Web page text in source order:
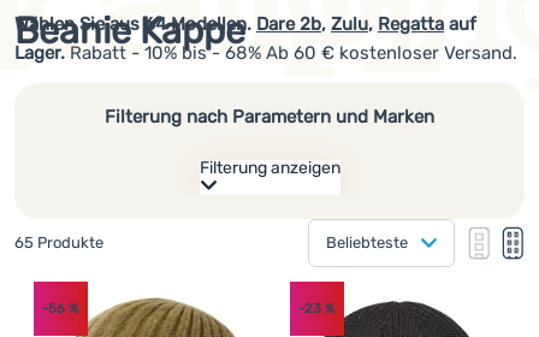
AKTIONSPREISEN.
Kleidung
Rucksäcke
Ausrüstung
Beanie Kappe
Wählen Sie aus64Modellen. Dare 2b, Zulu, Regatta auf
Lager. Rabatt - 10% bis - 68% Ab 60 € kostenloser Versand.
Beliebteste
Gefundene Produkte
65 Produkte
Filterung nach Parametern und Marken
Filterung anzeigen
Dare 2b(13)
Kleidungsmaterial
Produkte
-56 % -23%